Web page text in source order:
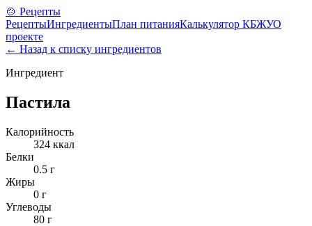
🍲 Рецепты
РецептыИнгредиентыПлан питанияКалькулятор КБЖУО
проекте
← Назад к списку ингредиентов
Ингредиент
Пастила
Калорийность
324 ккал
Белки
0.5 г
Жиры
0 г
Углеводы
80 г